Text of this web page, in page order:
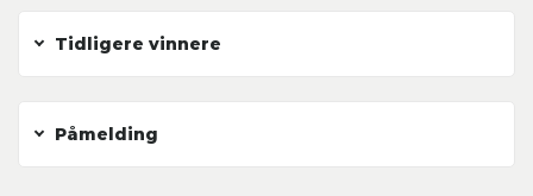
Tidligere vinnere
Påmelding